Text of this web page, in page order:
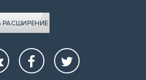
РАСШИРЕНИЕ